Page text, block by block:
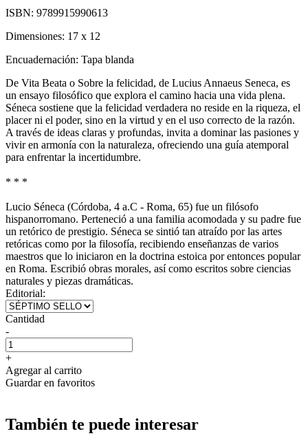
ISBN: 9789915990613
Dimensiones: 17 x 12
Encuadernación: Tapa blanda
De Vita Beata o Sobre la felicidad, de Lucius Annaeus Seneca, es
un ensayo filosófico que explora el camino hacia una vida plena.
Séneca sostiene que la felicidad verdadera no reside en la riqueza, el
placer ni el poder, sino en la virtud y en el uso correcto de la razón.
A través de ideas claras y profundas, invita a dominar las pasiones y
vivir en armonía con la naturaleza, ofreciendo una guía atemporal
para enfrentar la incertidumbre.
* * *
Lucio Séneca (Córdoba, 4 a.C - Roma, 65) fue un filósofo
hispanorromano. Perteneció a una familia acomodada y su padre fue
un retórico de prestigio. Séneca se sintió tan atraído por las artes
retóricas como por la filosofía, recibiendo enseñanzas de varios
maestros que lo iniciaron en la doctrina estoica por entonces popular
en Roma. Escribió obras morales, así como escritos sobre ciencias
naturales y piezas dramáticas.
Editorial:
Cantidad
-
+
Agregar al carrito
Guardar en favoritos
También te puede interesar